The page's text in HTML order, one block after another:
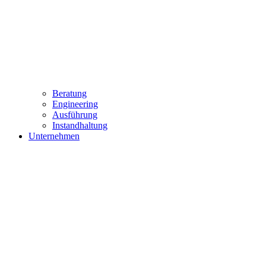
Beratung
Engineering
Ausführung
Instandhaltung
Unternehmen